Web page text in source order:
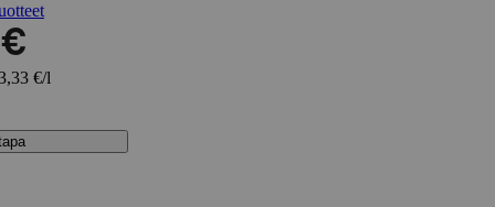
€/l